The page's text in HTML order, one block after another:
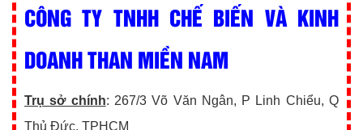
CÔNG TY TNHH CHẾ BIẾN VÀ KINH
DOANH THAN MIỀN NAM
Trụ sở chính: 267/3 Võ Văn Ngân, P Linh Chiểu, Q
Thủ Đức, TPHCM